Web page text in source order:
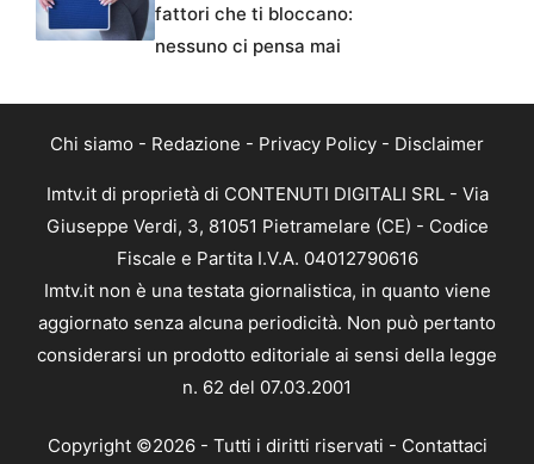
fattori che ti bloccano:
nessuno ci pensa mai
Chi siamo - Redazione - Privacy Policy - Disclaimer
Imtv.it di proprietà di CONTENUTI DIGITALI SRL - Via
Giuseppe Verdi, 3, 81051 Pietramelare (CE) - Codice
Fiscale e Partita I.V.A. 04012790616
Imtv.it non è una testata giornalistica, in quanto viene
aggiornato senza alcuna periodicità. Non può pertanto
considerarsi un prodotto editoriale ai sensi della legge
n. 62 del 07.03.2001
Copyright ©2026 - Tutti i diritti riservati - Contattaci